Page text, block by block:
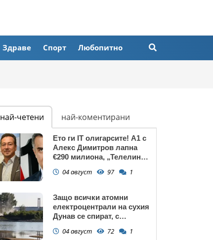
Здраве Спорт Любопитно
най-четени най-коментирани
Ето ги IT олигарсите! А1 с
Алекс Димитров лапна
€290 милиона, „Телелинк”
млн. евро БЕЗ
04 август 97 1
Защо всички атомни
електроцентрали на сухия
Дунав се спират, с
"Козлодуй"?
04 август 72 1